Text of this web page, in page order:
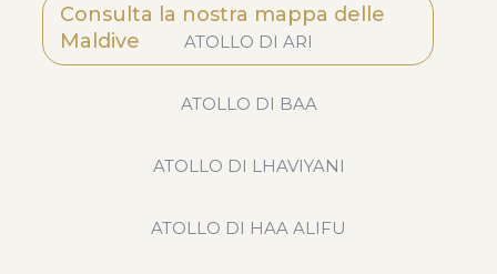
Consulta la nostra mappa delle
Maldive
ATOLLO DI ARI
ATOLLO DI BAA
ATOLLO DI LHAVIYANI
ATOLLO DI HAA ALIFU